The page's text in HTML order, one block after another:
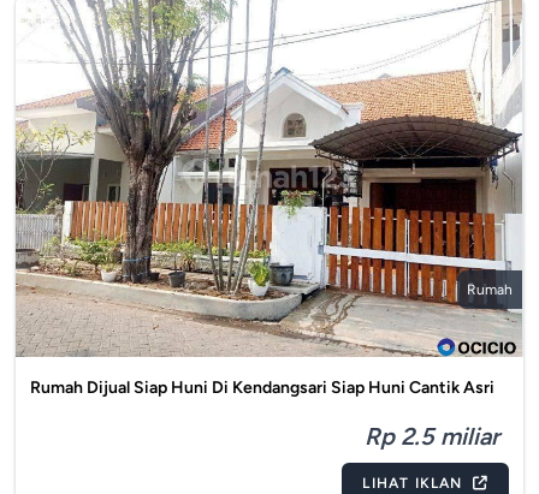
Rumah
Rumah Dijual Siap Huni Di Kendangsari Siap Huni Cantik Asri
Rp 2.5 miliar
LIHAT IKLAN